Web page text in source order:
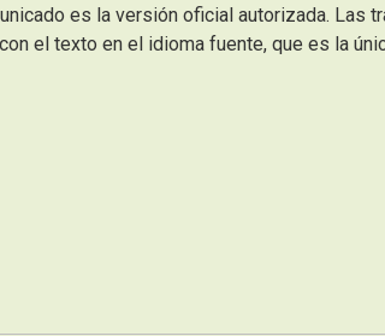
es la versión oficial autorizada. Las
el texto en el idioma fuente, que es la